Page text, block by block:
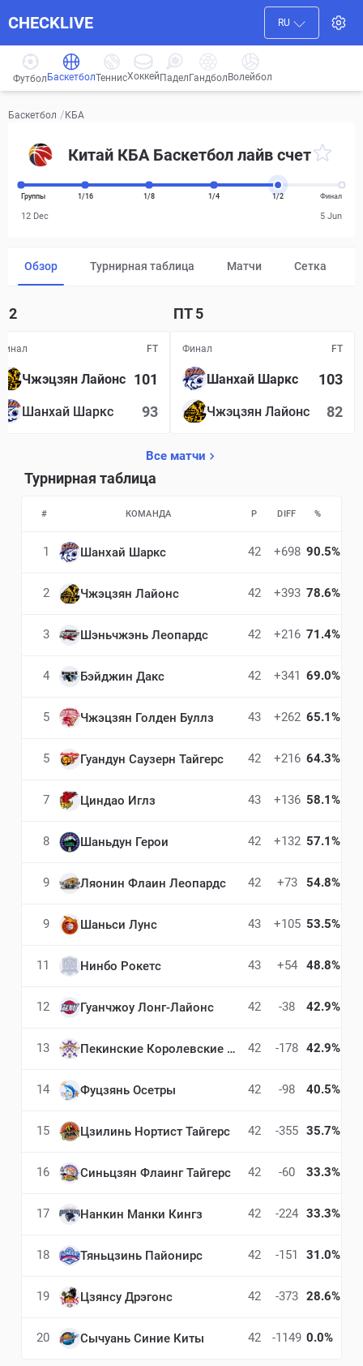
CHECKLIVE RU
Футбол БаскетболТеннисХоккей ПаделГандбол Волейбол
Баскетбол /КБА
Китай КБА Баскетбол лайв счет
Группы 1/16 1/8 1/4 1/2 Финал
12 Dec 5 Jun
Обзор Турнирная таблица Матчи Сетка
2
FT
Чжэцзян Лайонс 101
Шанхай Шаркс 93
ПТ 5
Финал FT
Шанхай Шаркс 103
Чжэцзян Лайонс 82
Все матчи
Турнирная таблица
# КОМАНДА P DIFF %
1 Шанхай Шаркс 42 +698 90.5%
2 Чжэцзян Лайонс 42 +393 78.6%
3 Шэньчжэнь Леопардс 42 +216 71.4%
4 Бэйджин Дакс 42 +341 69.0%
5 Чжэцзян Голден Буллз 43 +262 65.1%
5 Гуандун Саузерн Тайгерс 42 +216 64.3%
7 Циндао Иглз 43 +136 58.1%
8 Шаньдун Герои 42 +132 57.1%
9 Ляонин Флаин Леопардс 42 +73 54.8%
9 Шаньси Лунс 43 +105 53.5%
11 Нинбо Рокетс 43 +54 48.8%
12 Гуанчжоу Лонг-Лайонс 42 -38 42.9%
13 Пекинские Королевские Бойцы 42 -178 42.9%
14 Фуцзянь Осетры 42 -98 40.5%
15 Цзилинь Нортист Тайгерс 42 -355 35.7%
16 Синьцзян Флаинг Тайгерс 42 -60 33.3%
17 Нанкин Манки Кингз 42 -224 33.3%
18 Тяньцзинь Пайонирс 42 -151 31.0%
19 Цзянсу Дрэгонс 42 -373 28.6%
20 Сычуань Синие Киты 42 -1149 0.0%